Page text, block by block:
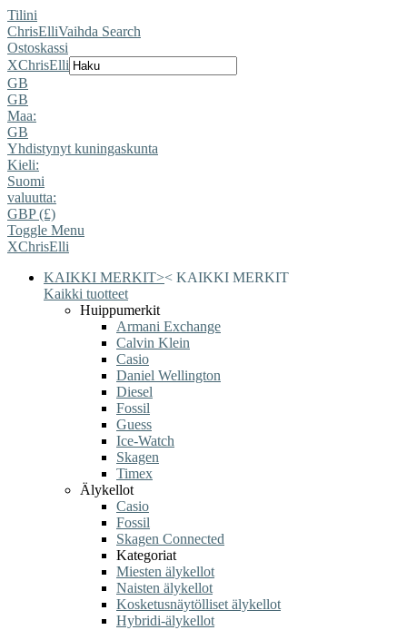
Tilini
ChrisElliVaihda Search
Ostoskassi
XChrisElli
GB
GB
Maa:
GB
Yhdistynyt kuningaskunta
Kieli:
Suomi
valuutta:
GBP (£)
Toggle Menu
XChrisElli
KAIKKI MERKIT>< KAIKKI MERKIT
Kaikki tuotteet
Huippumerkit
Armani Exchange
Calvin Klein
Casio
Daniel Wellington
Diesel
Fossil
Guess
Ice-Watch
Skagen
Timex
Älykellot
Casio
Fossil
Skagen Connected
Kategoriat
Miesten älykellot
Naisten älykellot
Kosketusnäytölliset älykellot
Hybridi-älykellot